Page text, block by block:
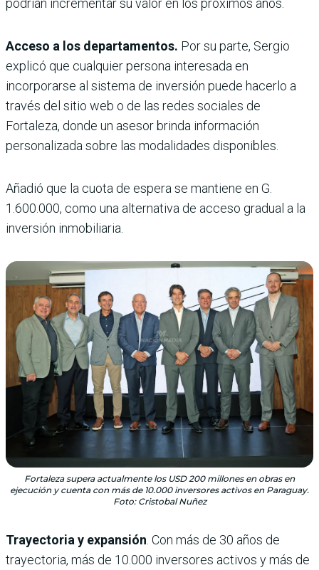
podrían incrementar su valor en los próximos años.
Acceso a los departamentos. Por su parte, Sergio
explicó que cualquier persona interesada en
incorporarse al sistema de inversión puede hacerlo a
través del sitio web o de las redes sociales de
Fortaleza, donde un asesor brinda información
personalizada sobre las modalidades disponibles.
Añadió que la cuota de espera se mantiene en G.
1.600.000, como una alternativa de acceso gradual a la
inversión inmobiliaria.
Fortaleza supera actualmente los USD 200 millones en obras en
ejecución y cuenta con más de 10.000 inversores activos en Paraguay.
Foto: Cristobal Nuñez
Trayectoria y expansión . Con más de 30 años de
trayectoria, más de 10.000 inversores activos y más de